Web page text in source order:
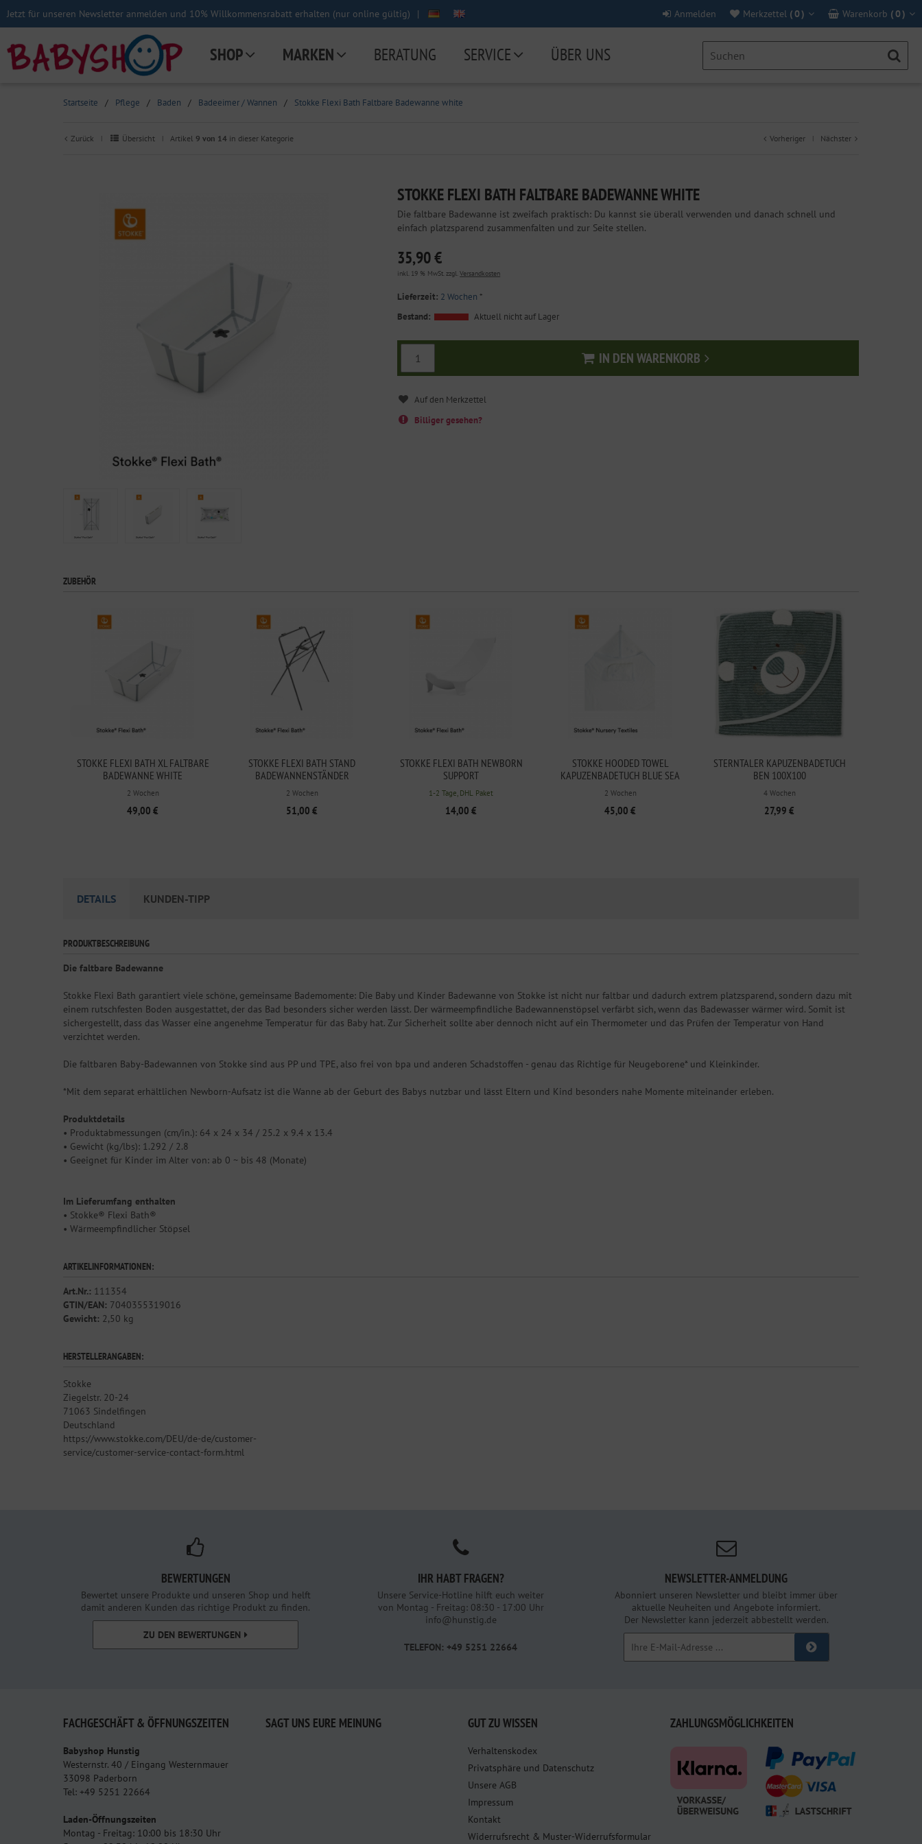
Jetzt für unseren Newsletter anmelden und 10% Willkommensrabatt erhalten (nur online gültig) | Warenkorb (0 )
Merkzettel (0 )
Anmelden
SHOP MARKEN BERATUNG SERVICE ÜBER UNS
Startseite / Pflege / Baden / Badeeimer / Wannen / Stokke Flexi Bath Faltbare Badewanne white
Zurück | Übersicht | Artikel 9 von 14 in dieser Kategorie Vorheriger | Nächster
STOKKE FLEXI BATH FALTBARE BADEWANNE WHITE
Die faltbare Badewanne ist zweifach praktisch: Du kannst sie überall verwenden und danach schnell und
einfach platzsparend zusammenfalten und zur Seite stellen.
35,90 €
inkl. 19 % MwSt. zzgl.Versandkosten
Lieferzeit: 2 Wochen *
Bestand:
Aktuell nicht auf Lager
IN DEN WARENKORB
In den Warenkorb
Billiger gesehen?
ZUBEHÖR
STOKKE FLEXI BATH XL FALTBARE
BADEWANNE WHITE
2 Wochen
49,00 €
STOKKE FLEXI BATH STAND
BADEWANNENSTÄNDER
2 Wochen
51,00 €
STOKKE FLEXI BATH NEWBORN
SUPPORT
1-2 Tage, DHL Paket
14,00 €
STOKKE HOODED TOWEL
KAPUZENBADETUCH BLUE SEA
2 Wochen
45,00 €
STERNTALER KAPUZENBADETUCH
BEN 100X100
4 Wochen
27,99 €
DETAILS KUNDEN-TIPP
PRODUKTBESCHREIBUNG
Die faltbare Badewanne
Stokke Flexi Bath garantiert viele schöne, gemeinsame Bademomente: Die Baby und Kinder Badewanne von Stokke ist nicht nur faltbar und dadurch extrem platzsparend, sondern dazu mit
einem rutschfesten Boden ausgestattet, der das Bad besonders sicher werden lässt. Der wärmeempfindliche Badewannenstöpsel verfärbt sich, wenn das Badewasser wärmer wird. Somit ist
sichergestellt, dass das Wasser eine angenehme Temperatur für das Baby hat. Zur Sicherheit sollte aber dennoch nicht auf ein Thermometer und das Prüfen der Temperatur von Hand
verzichtet werden.
Die faltbaren Baby-Badewannen von Stokke sind aus PP und TPE, also frei von bpa und anderen Schadstoffen - genau das Richtige für Neugeborene* und Kleinkinder.
*Mit dem separat erhältlichen Newborn-Aufsatz ist die Wanne ab der Geburt des Babys nutzbar und lässt Eltern und Kind besonders nahe Momente miteinander erleben.
Produktdetails
• Produktabmessungen (cm/in.): 64 x 24 x 34 / 25.2 x 9.4 x 13.4
• Gewicht (kg/lbs): 1.292 / 2.8
• Geeignet für Kinder im Alter von: ab 0 ~ bis 48 (Monate)
Im Lieferumfang enthalten
• Stokke® Flexi Bath®
• Wärmeempfindlicher Stöpsel
ARTIKELINFORMATIONEN:
Art.Nr.: 111354
GTIN/EAN: 7040355319016
Gewicht: 2,50 kg
HERSTELLERANGABEN:
Stokke
Ziegelstr. 20-24
71063 Sindelfingen
Deutschland
https://www.stokke.com/DEU/de-de/customer-
service/customer-service-contact-form.html
BEWERTUNGEN
Bewertet unsere Produkte und unseren Shop und helft
damit anderen Kunden das richtige Produkt zu finden.
ZU DEN BEWERTUNGEN
IHR HABT FRAGEN?
Unsere Service-Hotline hilft euch weiter
von Montag - Freitag: 08:30 - 17:00 Uhr
info@hunstig.de
TELEFON: +49 5251 22664
NEWSLETTER-ANMELDUNG
Abonniert unseren Newsletter und bleibt immer über
aktuelle Neuheiten und Angebote informiert.
Der Newsletter kann jederzeit abbestellt werden.
FACHGESCHÄFT & ÖFFNUNGSZEITEN
Babyshop Hunstig
Westernstr. 40 / Eingang Westernmauer
33098 Paderborn
Tel: +49 5251 22664
Laden-Öffnungszeiten
Montag - Freitag: 10:00 bis 18:30 Uhr
SAGT UNS EURE MEINUNG GUT ZU WISSEN
Verhaltenskodex
Privatsphäre und Datenschutz
Unsere AGB
Impressum
Kontakt
Widerrufsrecht & Muster-Widerrufsformular
ZAHLUNGSMÖGLICHKEITEN